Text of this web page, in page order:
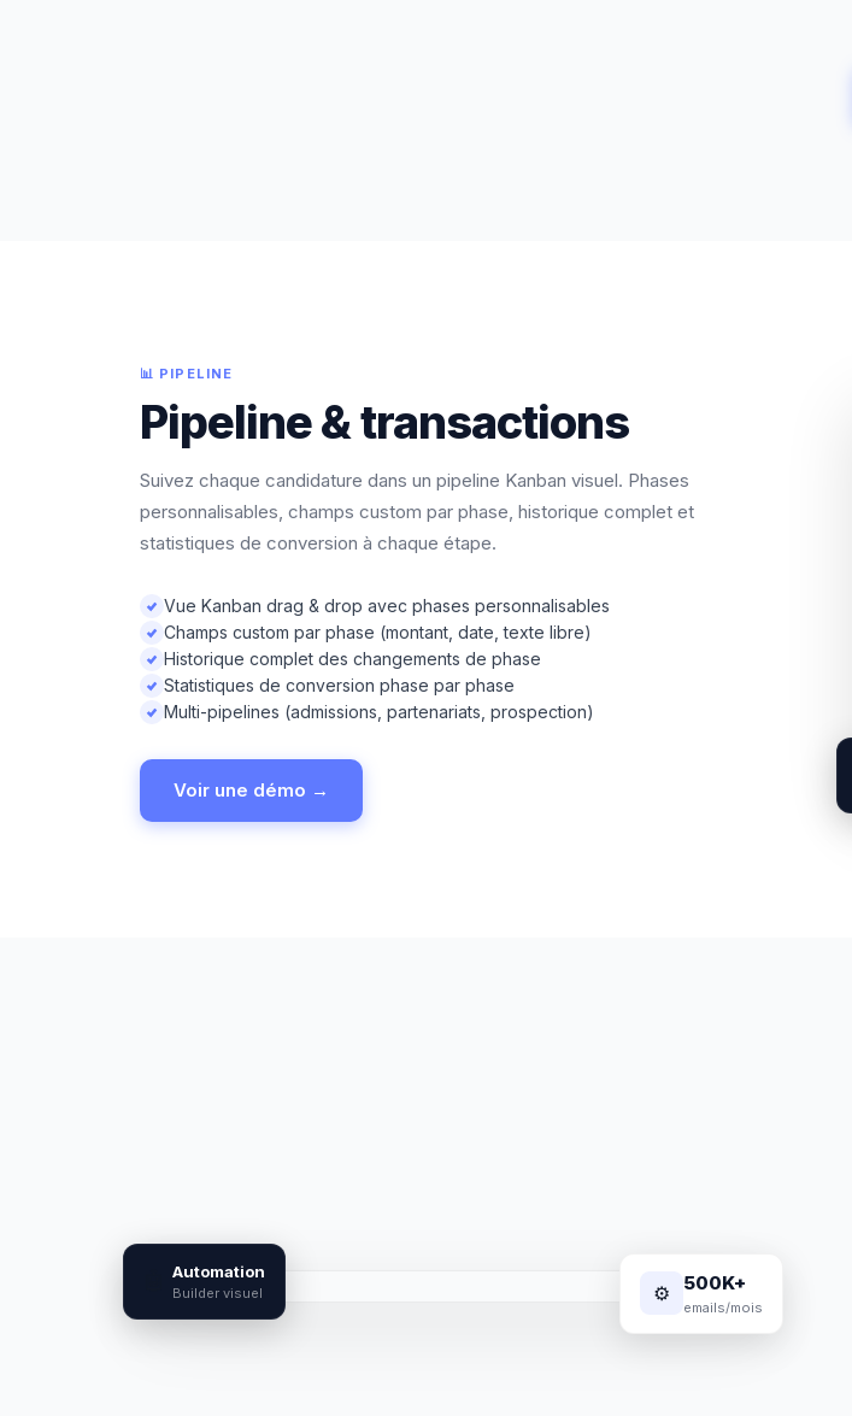
📊 PIPELINE
Pipeline & transactions
Suivez chaque candidature dans un pipeline Kanban visuel. Phases
personnalisables, champs custom par phase, historique complet et
statistiques de conversion à chaque étape.
Vue Kanban drag & drop avec phases personnalisables
Champs custom par phase (montant, date, texte libre)
Historique complet des changements de phase
Statistiques de conversion phase par phase
Multi-pipelines (admissions, partenariats, prospection)
Voir une démo →
⚙ 500K+
emails/mois
Automation
Builder visuel